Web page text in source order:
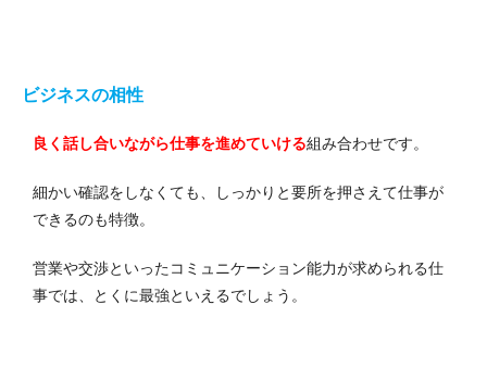
ビジネスの相性
良く話し合いながら仕事を進めていける組み合わせです。
細かい確認をしなくても、しっかりと要所を押さえて仕事が
できるのも特徴。
営業や交渉といったコミュニケーション能力が求められる仕
事では、とくに最強といえるでしょう。